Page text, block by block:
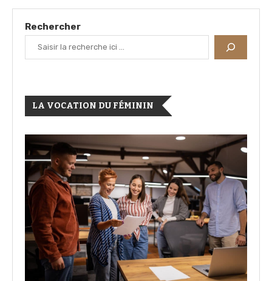
Rechercher
LA VOCATION DU FÉMININ